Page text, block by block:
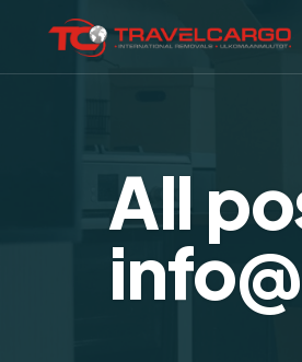
All